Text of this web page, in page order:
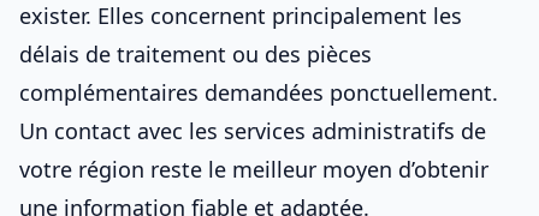
exister. Elles concernent principalement les
délais de traitement ou des pièces
complémentaires demandées ponctuellement.
Un contact avec les services administratifs de
votre région reste le meilleur moyen d’obtenir
une information fiable et adaptée.